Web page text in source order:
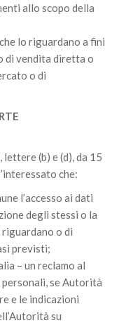
allo scopo della
lo riguardano a fini
di vendita diretta o
o di
(b) e (d), da 15
che:
l’accesso ai dati
degli stessi o la
o di
previsti;
– un reclamo al
se Autorità
e le indicazioni
su